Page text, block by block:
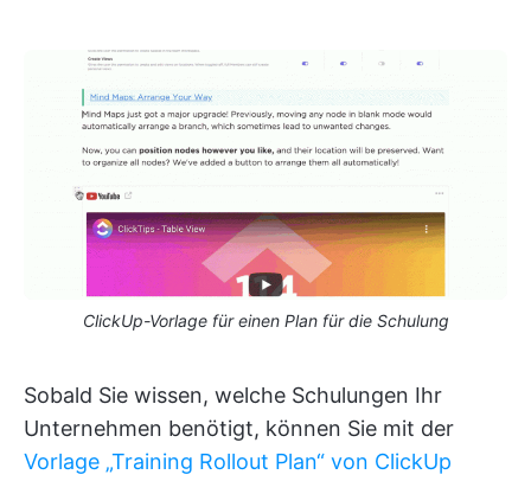
ClickUp-Vorlage für einen Plan für die Schulung
Sobald Sie wissen, welche Schulungen Ihr
Unternehmen benötigt, können Sie mit der
Vorlage „Training Rollout Plan“ von ClickUp